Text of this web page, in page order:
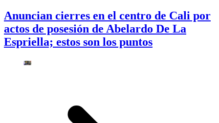
Anuncian cierres en el centro de Cali por
actos de posesión de Abelardo De La
Espriella; estos son los puntos